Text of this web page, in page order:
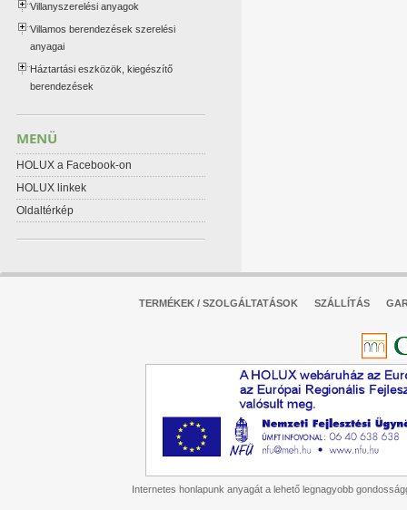
Villanyszerelési anyagok
Villamos berendezések szerelési
anyagai
Háztartási eszközök, kiegészítő
berendezések
MENÜ
HOLUX a Facebook-on
HOLUX linkek
Oldaltérkép
TERMÉKEK / SZOLGÁLTATÁSOK SZÁLLÍTÁS
Internetes honlapunk anyagát a lehető legnagyobb